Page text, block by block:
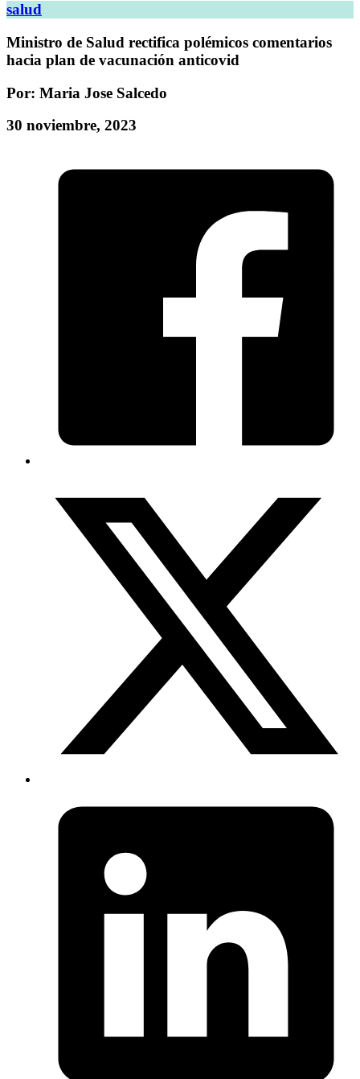
salud
Ministro de Salud rectifica polémicos comentarios
hacia plan de vacunación anticovid
Por: Maria Jose Salcedo
30 noviembre, 2023